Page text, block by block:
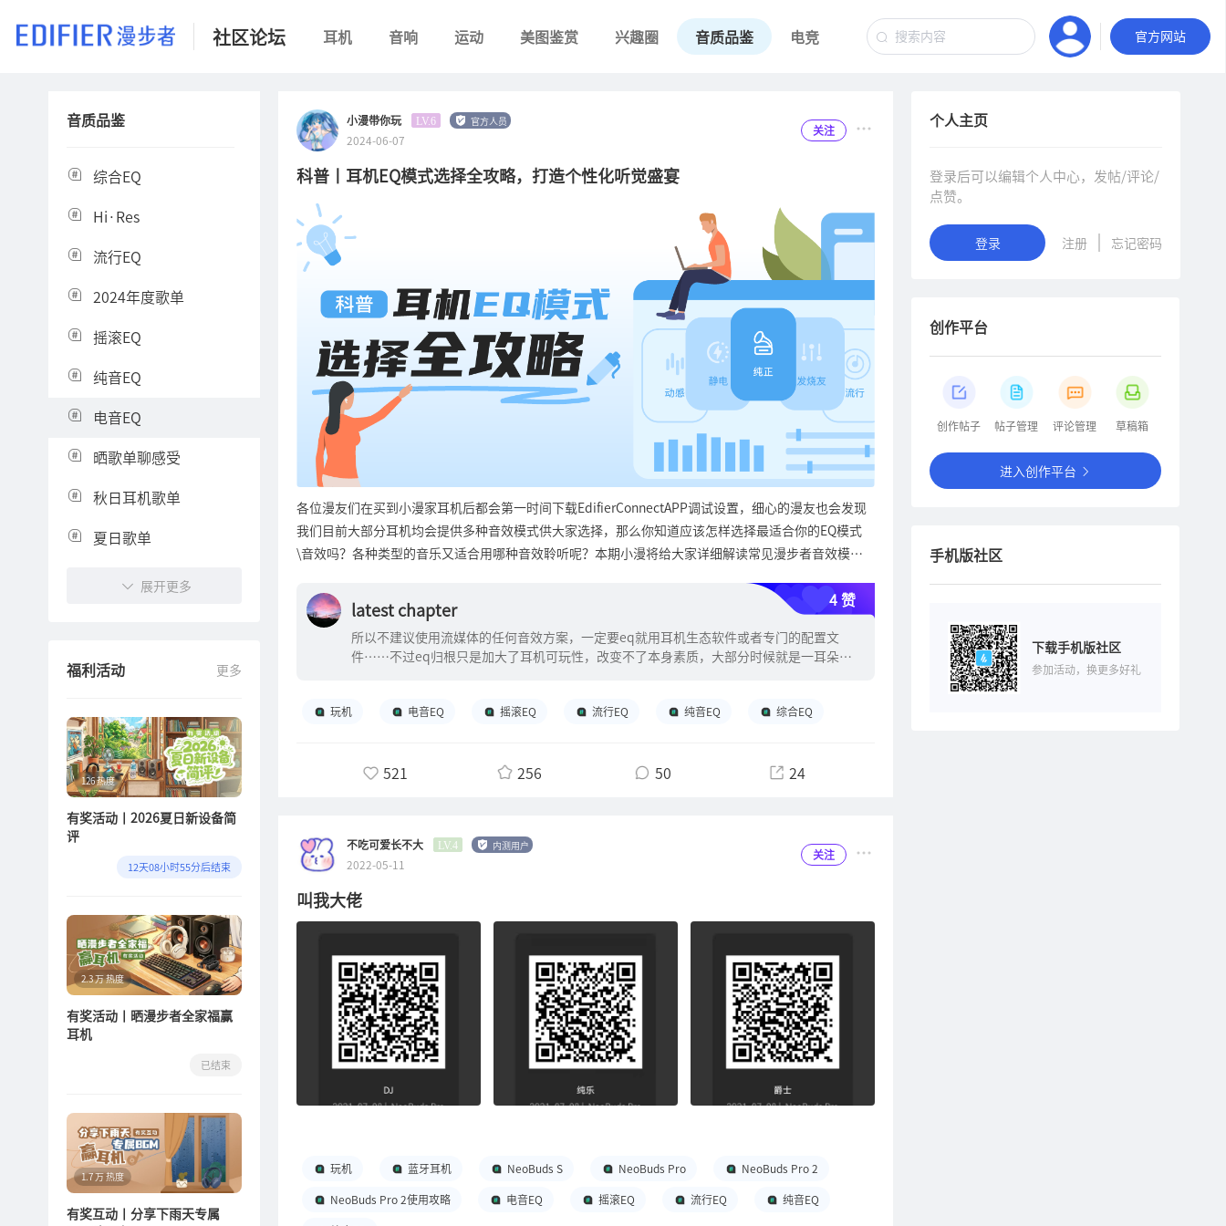
社区论坛 耳机 音响 运动 美图鉴赏 兴趣圈 音质品鉴 电竞 汽车音响 官方网站
音质品鉴
综合EQ
Hi·Res
流行EQ
2024年度歌单
摇滚EQ
纯音EQ
电音EQ
晒歌单聊感受
秋日耳机歌单
夏日歌单
我的2025音乐DNA海
展开更多
福利活动 更多
126 热度
有奖活动丨2026夏日新设备简
评
12天08小时55分后结束
2.3 万 热度
有奖活动丨晒漫步者全家福赢
耳机
已结束
1.7 万 热度
有奖互动丨分享下雨天专属
小漫带你玩 LV.6 官方人员
2024-06-07
关注
科普丨耳机EQ模式选择全攻略，打造个性化听觉盛宴
各位漫友们在买到小漫家耳机后都会第一时间下载EdifierConnectAPP调试设置，细心的漫友也会发现
我们目前大部分耳机均会提供多种音效模式供大家选择，那么你知道应该怎样选择最适合你的EQ模式
\音效吗？各种类型的音乐又适合用哪种音效聆听呢？本期小漫将给大家详细解读常见漫步者音效模式
本色为标准时，应尽量避免开启音效纯正\原声模式：平衡音质，适合日常聆听动感\低音模式：强化低
频，适合摇滚、电音等静电\STAX模式：模拟静电风格，适合古典、爵士乐等流行\人声模式：凸显人
声，适合流行音乐、ACG音乐等发烧友模式：高阶调音，自行探索适合自己的风格 在科普的开头，我们
要先明确一下音效模式\EQ模式的定义：我们通常意义上的EQ其实是指“Equalizer”均衡器，是一种可
和声场的缺陷。简单的说EQ就是将人耳能听到的20Hz~20kHz声音范围分成许多频段，然后对这些频段
见于流媒体播放器内设置），更进阶的还有可选频点、可调Q值的4段、10段自由调节方式（比较少
工程师薅光头发针对特定的音乐类型和聆听需求进行了精心调校的，大家可以根据自己日常音乐类型来
选择不同的EQ模式纯正\原声模式：平衡音质，适合日常聆听小漫家的纯正\原声模式通常是以还原音乐
本身为基础，在确保音频信号的传输和呈现达到最佳状态下，为大家带来真实、自然的听觉体验。原声
模式下，在低频、中频和高频的音质表现均衡，无明显短板，音乐的整体听感和谐、流畅。在日常使用
适合长时间佩戴。由于其音质平衡，不会给大家的听觉带来过多的负担，即使长时间佩戴也不会感到疲
劳，因此原声模式也更适合日常通勤使用哦动感\低音模式：增强低音效果，适合摇滚、电子音乐动感
\低音增强模式，顾名思义，主要提高了低频部分的增益，更适合摇滚和电音爱好者。在动感模式下，
能够显著增强低频音效，使得低音部分更加饱满、深沉，为听者带来震撼的听觉体验。对于摇滚音乐而
言，低音模式的增强效果能够凸显出鼓点和贝斯等乐器的厚重感，让音乐更加富有力量感。例如，在聆
造出一种身临其境的现场感。而对于电子音乐来说，低音模式的增强效果则能够凸显出电子合成器产生
来更为清晰、动人的听觉体验。在流行和ACG音乐领域，人声往往承载着歌曲的情感与故事，因此，人
声模式的运用显得尤为重要。以流行歌曲为例，人声模式通过精确调整中频人声音频频段，使歌手的嗓
latest chapter
所以不建议使用流媒体的任何音效方案，一定要eq就用耳机生态软件或者专门的配置文
件……不过eq归根只是加大了耳机可玩性，改变不了本身素质，大部分时候就是一耳朵的
4 赞
玩机 电音EQ 摇滚EQ 流行EQ 纯音EQ 综合EQ
521 256 50 24
不吃可爱长不大 LV.4 内测用户
2022-05-11
关注
叫我大佬
玩机 蓝牙耳机 NeoBuds S NeoBuds Pro
NeoBuds Pro 2
NeoBuds Pro 2使用攻略
电音EQ 摇滚EQ 流行EQ
纯音EQ
个人主页
登录后可以编辑个人中心，发帖/评论/
点赞。
登录 注册 忘记密码
创作平台
创作帖子 帖子管理 评论管理 草稿箱
进入创作平台
手机版社区
下载手机版社区
参加活动，换更多好礼